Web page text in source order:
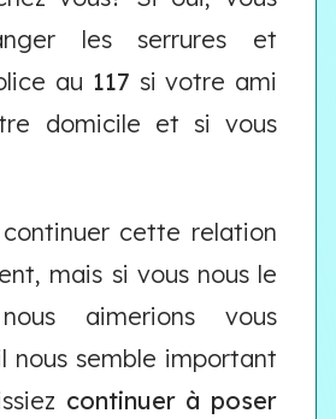
les serrures et
au 117 si votre ami
domicile et si vous
cette relation
mais si vous nous le
aimerions vous
nous semble important
continuer à poser